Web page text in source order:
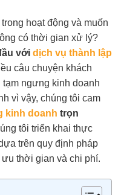
hoạt động và muốn
có thời gian xử lý?
với dịch vụ thành lập
câu chuyện khách
tạm ngưng kinh doanh
vì vậy, chúng tôi cam
kinh doanh trọn
tôi triển khai thực
trên quy định pháp
ưu thời gian và chi phí.